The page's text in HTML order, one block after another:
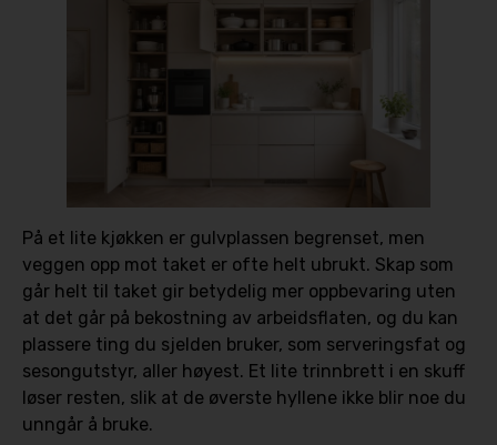
På et lite kjøkken er gulvplassen begrenset, men
veggen opp mot taket er ofte helt ubrukt. Skap som
går helt til taket gir betydelig mer oppbevaring uten
at det går på bekostning av arbeidsflaten, og du kan
plassere ting du sjelden bruker, som serveringsfat og
sesongutstyr, aller høyest. Et lite trinnbrett i en skuff
løser resten, slik at de øverste hyllene ikke blir noe du
unngår å bruke.